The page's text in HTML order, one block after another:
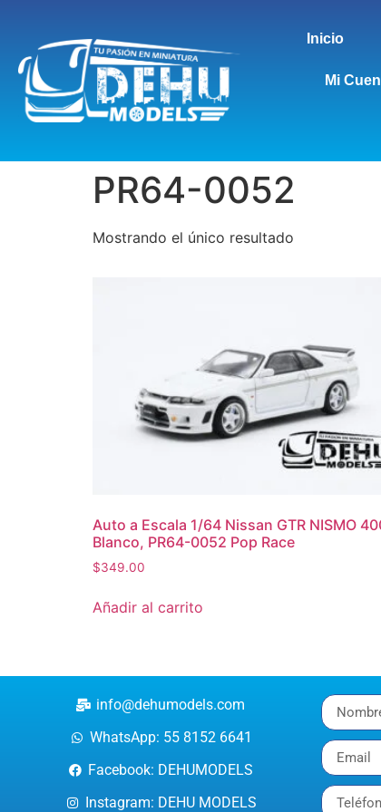
Inicio
Mi
PR64-0052
Mostrando el único resultado
Auto a Escala 1/64 Nissan GTR NISMO
Blanco, PR64-0052 Pop Race
$349.00
Añadir al carrito
info@dehumodels.com
WhatsApp: 55 8152 6641
Facebook: DEHUMODELS
Instagram: DEHU MODELS